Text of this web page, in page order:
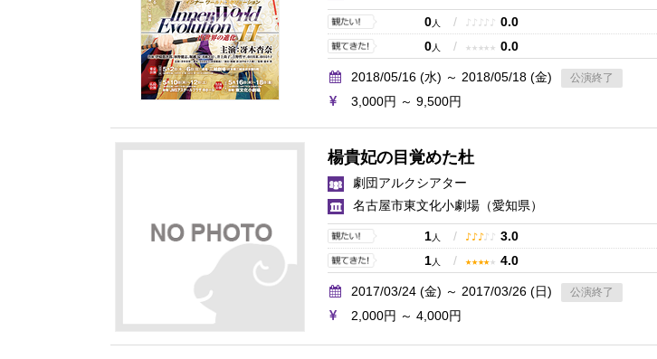
0人 / ♪ ♪ ♪ ♪ ♪
0.0
0人 / ★ ★ ★ ★ ★ 0.0
2018/05/16 (水) ～ 2018/05/18 (金) 公演終了
3,000円 ～ 9,500円
楊貴妃の目覚めた杜
劇団アルクシアター
名古屋市東文化小劇場 （愛知県）
1人 / ♪ ♪ ♪ ♪ ♪
3.0
1人 / ★ ★ ★ ★ ★ 4.0
2017/03/24 (金) ～ 2017/03/26 (日) 公演終了
2,000円 ～ 4,000円